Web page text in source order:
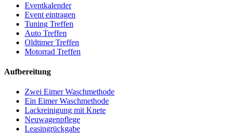
Eventkalender
Event eintragen
Tuning Treffen
Auto Treffen
Oldtimer Treffen
Motorrad Treffen
Aufbereitung
Zwei Eimer Waschmethode
Ein Eimer Waschmethode
Lackreinigung mit Knete
Neuwagenpflege
Leasingrückgabe